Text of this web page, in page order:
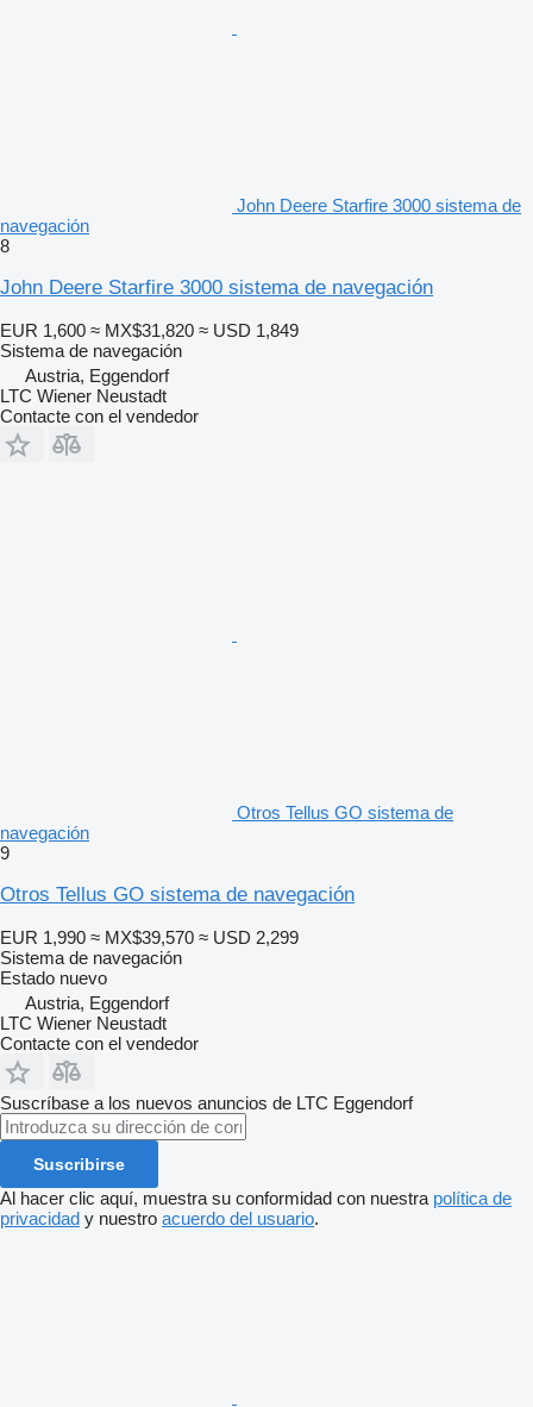
John Deere Starfire 3000 sistema de
navegación
8
John Deere Starfire 3000 sistema de navegación
EUR 1,600 ≈ MX$31,820 ≈ USD 1,849
Sistema de navegación
Austria, Eggendorf
LTC Wiener Neustadt
Contacte con el vendedor
Otros Tellus GO sistema de
navegación
9
Otros Tellus GO sistema de navegación
EUR 1,990 ≈ MX$39,570 ≈ USD 2,299
Sistema de navegación
Estado nuevo
Austria, Eggendorf
LTC Wiener Neustadt
Contacte con el vendedor
Suscríbase a los nuevos anuncios de LTC Eggendorf
Suscribirse
Al hacer clic aquí, muestra su conformidad con nuestra política de
privacidad y nuestro acuerdo del usuario.